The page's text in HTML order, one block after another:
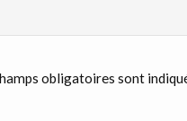
obligatoires sont